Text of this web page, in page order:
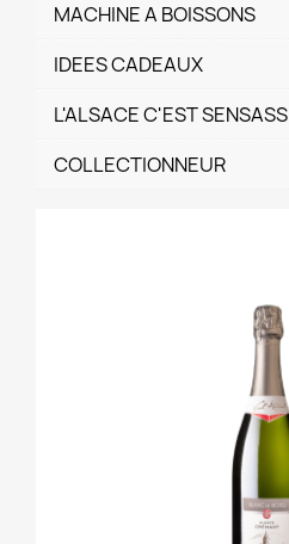
MACHINE A BOISSONS
IDEES CADEAUX
L'ALSACE C'EST SENSASS
COLLECTIONNEUR